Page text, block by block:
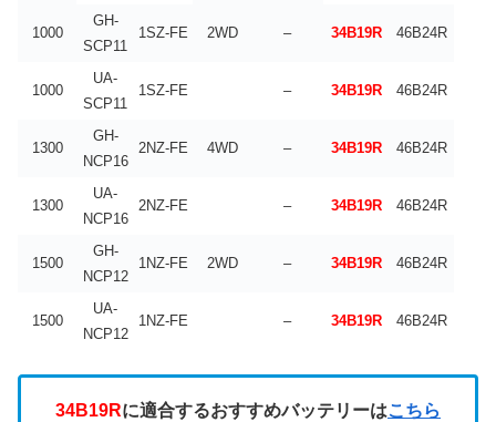
1000
GH-
SCP11
1SZ-FE 2WD – 34B19R 46B24R
1000
UA-
SCP11
1SZ-FE – 34B19R 46B24R
1300
GH-
NCP16
2NZ-FE 4WD – 34B19R 46B24R
1300
UA-
NCP16
2NZ-FE – 34B19R 46B24R
1500
GH-
NCP12
1NZ-FE 2WD – 34B19R 46B24R
1500
UA-
NCP12
1NZ-FE – 34B19R 46B24R
34B19Rに適合するおすすめバッテリーはこちら